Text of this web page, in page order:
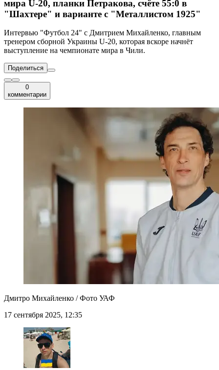
мира U-20, планки Петракова, счёте 55:0 в
"Шахтере" и варианте с "Металлистом 1925"
Интервью "Футбол 24" с Дмитрием Михайленко, главным
тренером сборной Украины U-20, которая вскоре начнёт
выступление на чемпионате мира в Чили.
Поделиться
0
комментарии
Дмитро Михайленко / Фото УАФ
17 сентября 2025, 12:35